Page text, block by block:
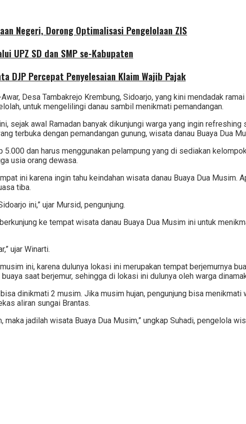
Negeri, Dorong Optimalisasi Pengelolaan ZIS
UPZ SD dan SMP se-Kabupaten
DJP Percepat Penyelesaian Klaim Wajib Pajak
Desa Tambakrejo Krembung, Sidoarjo, yang kini mendadak
untuk mengelilingi danau sambil menikmati pemandangan.
sejak awal Ramadan banyak dikunjungi warga yang ingin
terbuka dengan pemandangan gunung, wisata danau Buaya Dua
dan harus menggunakan pelampung yang di sediakan
usia orang dewasa.
ini karena ingin tahu keindahan wisata danau Buaya Dua Musim.
tiba.
ini,” ujar Mursid, pengunjung.
ke tempat wisata danau Buaya Dua Musim ini untuk
ujar Winarti.
ini, karena dulunya lokasi ini merupakan tempat berjemurnya
saat berjemur, sehingga di lokasi ini dulunya oleh warga
dinikmati 2 musim. Jika musim hujan, pengunjung bisa menikmati
aliran sungai Brantas.
jadilah wisata Buaya Dua Musim,” ungkap Suhadi, pengelola